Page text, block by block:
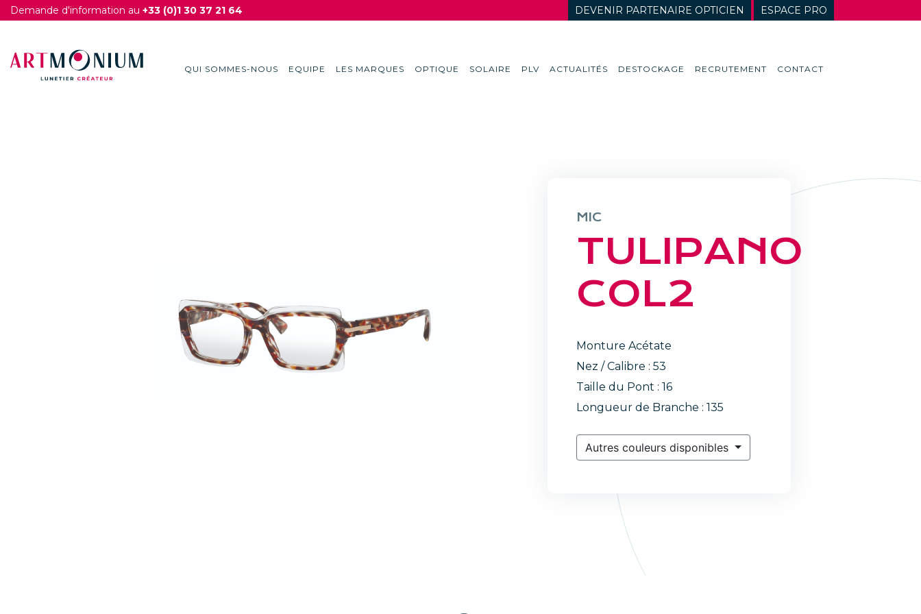
Demande d'information au +33 (0)1 30 37 21 64 DEVENIR PARTENAIRE OPTICIEN ESPACE PRO
QUI SOMMES-NOUS EQUIPE LES MARQUES OPTIQUE SOLAIRE PLV ACTUALITÉS DESTOCKAGE RECRUTEMENT CONTACT
MIC
TULIPANO
COL2
Monture Acétate
Nez / Calibre : 53
Taille du Pont : 16
Longueur de Branche : 135
Autres couleurs disponibles